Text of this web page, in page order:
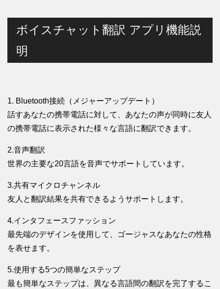
ボイスチャット翻訳 アプリ機能説
明
1. Bluetooth接続（メジャーアップデート）
話すあなたの携帯電話に対して、あなたの声が同時に友人
の携帯電話に表示された様々な言語に翻訳できます。
2.音声翻訳
世界の主要な20言語を音声でサポートしています。
3.共有マイクロチャンネル
友人と翻訳結果を共有できるようサポートします。
4.インタフェースファッション
最先端のデザインを使用して、ゴージャスなあなたの性格
を表せます。
5.使用する5つの簡単なステップ
最も簡単なステップは、異なる言語間の翻訳を完了するこ